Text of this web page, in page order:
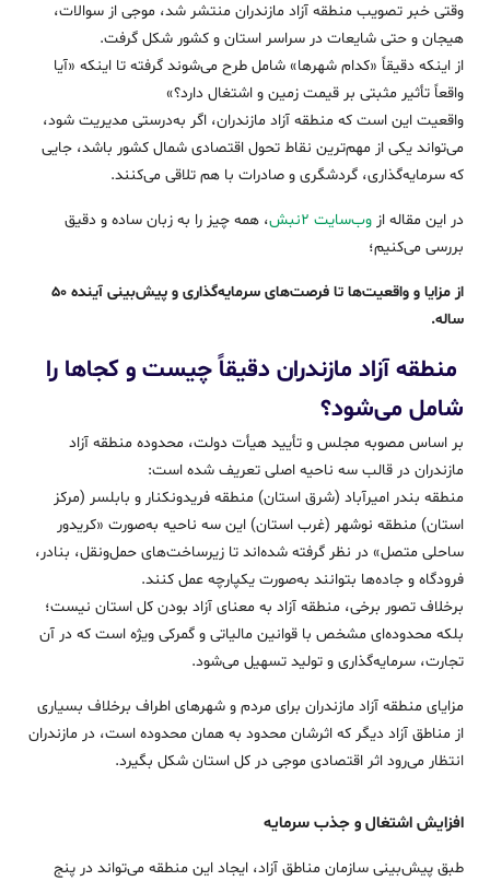
وقتی خبر تصویب منطقه آزاد مازندران منتشر شد، موجی از سوالات،
هیجان و حتی شایعات در سراسر استان و کشور شکل گرفت.
از اینکه دقیقاً «کدام شهرها» شامل طرح می‌شوند گرفته تا اینکه «آیا
واقعاً تأثیر مثبتی بر قیمت زمین و اشتغال دارد؟»
واقعیت این است که منطقه آزاد مازندران، اگر به‌درستی مدیریت شود،
می‌تواند یکی از مهم‌ترین نقاط تحول اقتصادی شمال کشور باشد، جایی
که سرمایه‌گذاری، گردشگری و صادرات با هم تلاقی می‌کنند.
در این مقاله از وب‌سایت ۲نبش
، همه چیز را به زبان ساده و دقیق
بررسی می‌کنیم؛
از مزایا و واقعیت‌ها تا فرصت‌های سرمایه‌گذاری و پیش‌بینی آینده ۵۰
ساله.
منطقه آزاد مازندران دقیقاً چیست و کجاها را
شامل می‌شود؟
بر اساس مصوبه مجلس و تأیید هیأت دولت، محدوده منطقه آزاد
مازندران در قالب سه ناحیه اصلی تعریف شده است:
منطقه بندر امیرآباد (شرق استان) منطقه فریدونکنار و بابلسر (مرکز
استان) منطقه نوشهر (غرب استان) این سه ناحیه به‌صورت «کریدور
ساحلی متصل» در نظر گرفته شده‌اند تا زیرساخت‌های حمل‌ونقل، بنادر،
فرودگاه و جاده‌ها بتوانند به‌صورت یکپارچه عمل کنند.
برخلاف تصور برخی، منطقه آزاد به معنای آزاد بودن کل استان نیست؛
بلکه محدوده‌ای مشخص با قوانین مالیاتی و گمرکی ویژه است که در آن
تجارت، سرمایه‌گذاری و تولید تسهیل می‌شود.
مزایای منطقه آزاد مازندران برای مردم و شهرهای اطراف برخلاف بسیاری
از مناطق آزاد دیگر که اثرشان محدود به همان محدوده است، در مازندران
انتظار می‌رود اثر اقتصادی موجی در کل استان شکل بگیرد.
افزایش اشتغال و جذب سرمایه
طبق پیش‌بینی سازمان مناطق آزاد، ایجاد این منطقه می‌تواند در پنج